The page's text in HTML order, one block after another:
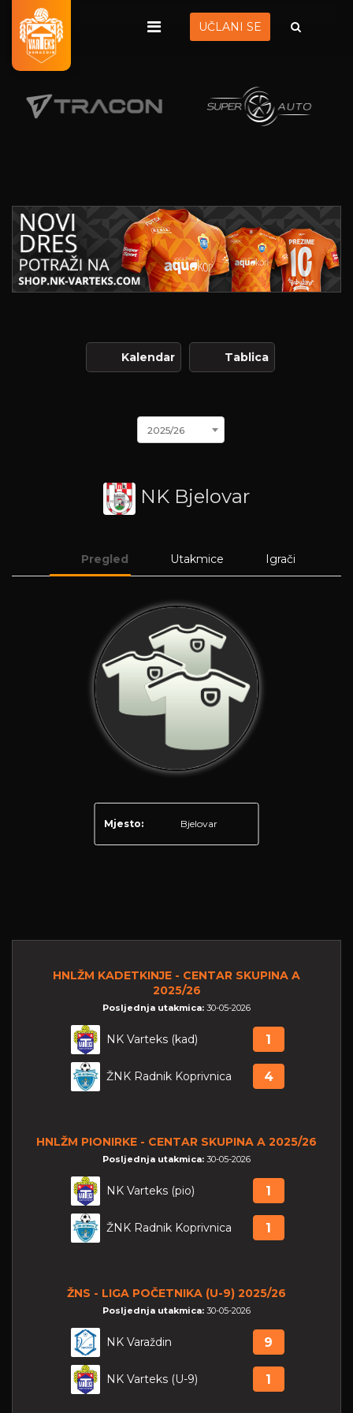
UČLANI SE
Kalendar Tablica
2025/26
NK Bjelovar
Pregled Utakmice Igrači
Mjesto: Bjelovar
HNLŽM KADETKINJE - CENTAR SKUPINA A
2025/26
Posljednja utakmica: 30-05-2026
NK Varteks (kad) 1
ŽNK Radnik Koprivnica 4
HNLŽM PIONIRKE - CENTAR SKUPINA A 2025/26
Posljednja utakmica: 30-05-2026
NK Varteks (pio) 1
ŽNK Radnik Koprivnica 1
ŽNS - LIGA POČETNIKA (U-9) 2025/26
Posljednja utakmica: 30-05-2026
NK Varaždin 9
NK Varteks (U-9) 1